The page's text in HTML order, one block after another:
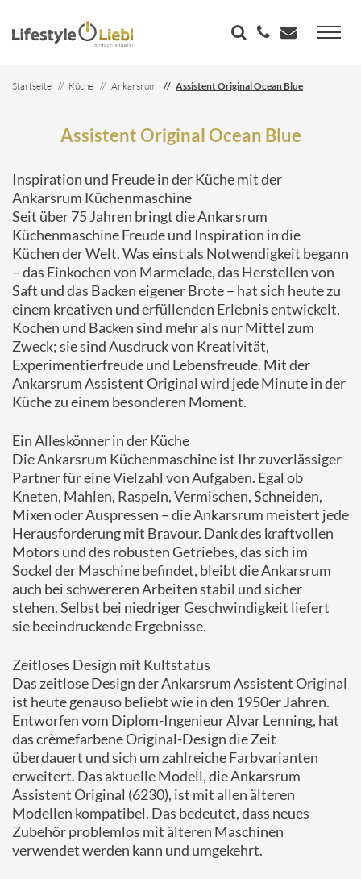
Startseite Küche Ankarsrum Assistent Original Ocean Blue
Assistent Original Ocean Blue
Inspiration und Freude in der Küche mit der
Ankarsrum Küchenmaschine
Seit über 75 Jahren bringt die Ankarsrum
Küchenmaschine Freude und Inspiration in die
Küchen der Welt. Was einst als Notwendigkeit begann
– das Einkochen von Marmelade, das Herstellen von
Saft und das Backen eigener Brote – hat sich heute zu
einem kreativen und erfüllenden Erlebnis entwickelt.
Kochen und Backen sind mehr als nur Mittel zum
Zweck; sie sind Ausdruck von Kreativität,
Experimentierfreude und Lebensfreude. Mit der
Ankarsrum Assistent Original wird jede Minute in der
Küche zu einem besonderen Moment.
Ein Alleskönner in der Küche
Die Ankarsrum Küchenmaschine ist Ihr zuverlässiger
Partner für eine Vielzahl von Aufgaben. Egal ob
Kneten, Mahlen, Raspeln, Vermischen, Schneiden,
Mixen oder Auspressen – die Ankarsrum meistert jede
Herausforderung mit Bravour. Dank des kraftvollen
Motors und des robusten Getriebes, das sich im
Sockel der Maschine befindet, bleibt die Ankarsrum
auch bei schwereren Arbeiten stabil und sicher
stehen. Selbst bei niedriger Geschwindigkeit liefert
sie beeindruckende Ergebnisse.
Zeitloses Design mit Kultstatus
Das zeitlose Design der Ankarsrum Assistent Original
ist heute genauso beliebt wie in den 1950er Jahren.
Entworfen vom Diplom-Ingenieur Alvar Lenning, hat
das crèmefarbene Original-Design die Zeit
überdauert und sich um zahlreiche Farbvarianten
erweitert. Das aktuelle Modell, die Ankarsrum
Assistent Original (6230), ist mit allen älteren
Modellen kompatibel. Das bedeutet, dass neues
Zubehör problemlos mit älteren Maschinen
verwendet werden kann und umgekehrt.